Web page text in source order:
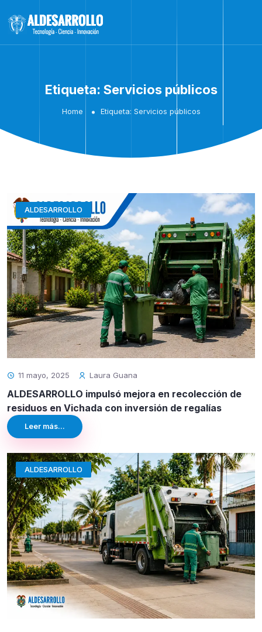
Etiqueta: Servicios públicos
Home Etiqueta: Servicios públicos
ALDESARROLLO
11 mayo, 2025 Laura Guana
ALDESARROLLO impulsó mejora en recolección de
residuos en Vichada con inversión de regalías
Leer más...
ALDESARROLLO